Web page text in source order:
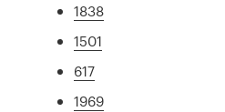
1838
1501
617
1969